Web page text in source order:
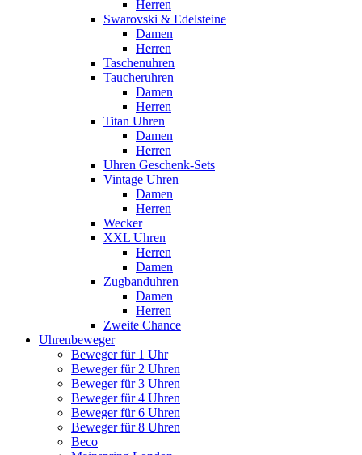
Herren
Swarovski & Edelsteine
Damen
Herren
Taschenuhren
Taucheruhren
Damen
Herren
Titan Uhren
Damen
Herren
Uhren Geschenk-Sets
Vintage Uhren
Damen
Herren
Wecker
XXL Uhren
Herren
Damen
Zugbanduhren
Damen
Herren
Zweite Chance
Uhrenbeweger
Beweger für 1 Uhr
Beweger für 2 Uhren
Beweger für 3 Uhren
Beweger für 4 Uhren
Beweger für 6 Uhren
Beweger für 8 Uhren
Beco